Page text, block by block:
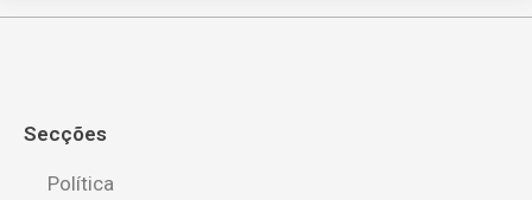
Secções
Política